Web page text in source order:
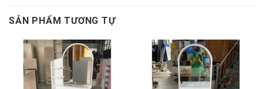
SẢN PHẨM TƯƠNG TỰ